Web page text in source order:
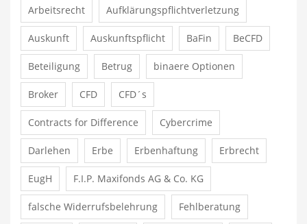
Arbeitsrecht Aufklärungspflichtverletzung
Auskunft Auskunftspflicht BaFin BeCFD
Beteiligung Betrug binaere Optionen
Broker CFD CFD´s
Contracts for Difference Cybercrime
Darlehen Erbe Erbenhaftung Erbrecht
EugH F.I.P. Maxifonds AG & Co. KG
falsche Widerrufsbelehrung Fehlberatung